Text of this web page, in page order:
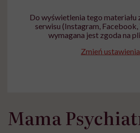
Do wyświetlenia tego materiału
serwisu (Instagram, Facebook,
wymagana jest zgoda na
Zmień ustawienia
Mama